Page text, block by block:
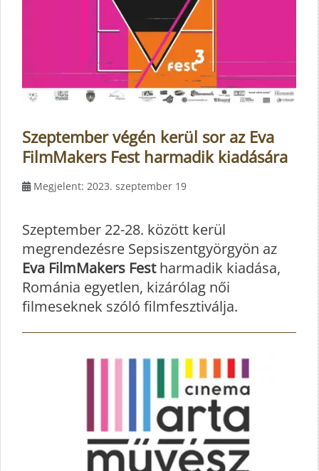
Szeptember végén kerül sor az Eva
FilmMakers Fest harmadik kiadására
Megjelent: 2023. szeptember 19
Szeptember 22-28. között kerül
megrendezésre Sepsiszentgyörgyön az
Eva FilmMakers Festharmadik kiadása,
Románia egyetlen, kizárólag női
filmeseknek szóló filmfesztiválja.